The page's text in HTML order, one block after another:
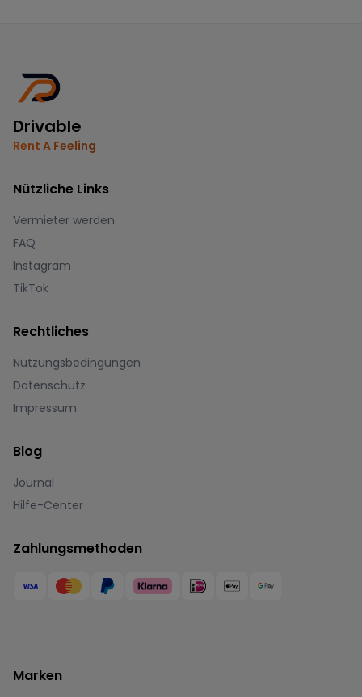
Drivable
Rent A Feeling
Nützliche Links
Vermieter werden
FAQ
Instagram
TikTok
Rechtliches
Nutzungsbedingungen
Datenschutz
Impressum
Blog
Journal
Hilfe-Center
Zahlungsmethoden
Marken